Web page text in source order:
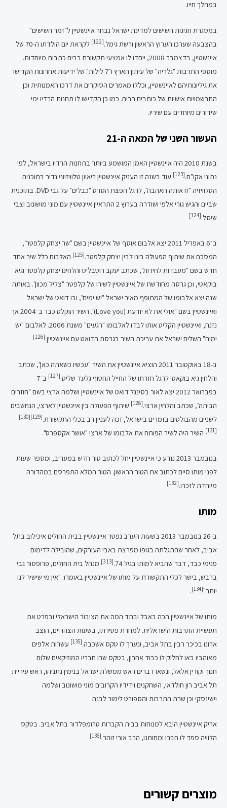
במהלך חייו.
במסגרת חגיגות השישים למדינת ישראל נבחר איינשטיין ל"זמר השישים"
בהצבעה שערכו הערוץ הראשון ורשת גימל.[122]
לקראת יום הולדתו ה-70 של
איינשטיין, בדצמבר 2008, ייחדו לו אמצעי תקשורת רבים כתבות מיוחדות.
מוספי התרבות "גלריה" של עיתון הארץ ו"7 לילות" של ידיעות אחרונות הקדישו
את גיליונותיהם לאיינשטיין, וכללו מאמרים הסוקרים את דרכו האמנותית וכן
התרשמויות אישיות של כותבים רבים. כמו כן הקדישו לו תחנות הרדיו ימי
שידורים מיוחדים עם שיריו.
העשור השני של המאה ה-21
בשנת 2010 היה איינשטיין האמן המושמע ביותר בתחנות הרדיו בישראל, לפי
נתוני אקו"ם.[123]
עוד בשנה זו העניק איינשטיין ריאיון טלוויזיוני נדיר בתוכנית
הטלוויזיה "זו אותה האהבה", לרגל הפצת הסרט "כבלים" על גבי DVD. בתוכנית
שביים והגיש גורי אלפי ושודרה בערוץ 2 התראיין איינשטיין עם מוני מושונוב וצבי
שיסל.[124]
ב־6 באפריל 2011 יצא אלבום אוסף של איינשטיין בשם "שר יצחק קלפטר",
המסכם את שיתוף הפעולה בינו לבין יצחק קלפטר.[125]
האלבום כלל שיר אחד
חדש בשם "מעבדות לחירות", שכתב יעקב רוטבליט והלחינו יצחק קלפטר וגיא
בוקאטי, וכן גרסה מחודשת של איינשטיין לשירו של קלפטר "צליל מכוון". באותה
שנה יצא אלבומו של המתופף מאיר ישראל "יש ימים", ובו דואט של ישראל
ואיינשטיין בשם "אולי את לא יודעת (Love you)". השיר הוקלט כבר ב־2004 אך
נזנח, ואיינשטיין הקליט אותו לבדו לאלבומו "רגעים" משנת 2006. לאלבום "יש
ימים" השלים ישראל את עריכת השיר בגרסת הדואט עם איינשטיין.[126]
ב-18 באוקטובר 2011 הוציא איינשטיין את השיר "עכשיו כשאתה כאן", שכתב
והלחין גיא בוקאטי לרגל חזרתו של החייל החטוף גלעד שליט.[127]
ב־7
בפברואר 2012 יצא לאור בסינגל דואט של איינשטיין ושלמה ארצי בשם "חוזרים
הביתה", שכתב והלחין ארצי.[128]
שיתוף הפעולה בין איינשטיין לארצי, הנחשבים
לשניים מהבולטים בזמרים בישראל, זכה לעניין רב בכלי התקשורת.[129]
[130]
[131]
השיר היה לשיר הפותח את אלבומו של ארצי "אושר אקספרס".
בנובמבר 2013 נודע כי איינשטיין יחל לכתוב טור חדש במעריב, ומספר שעות
לפני מותו סיים לכתוב את הטור הראשון. הטור המלא התפרסם במהדורה
מיוחדת לזכרו.[132]
מותו
ב-26 בנובמבר 2013 בשעות הערב נפטר איינשטיין בבית החולים איכילוב בתל
אביב, לאחר שהתגלתה בגופו מפרצת באבי העורקים, שהובילה לדימום
פנימי כבד, דבר שהביא למותו בגיל 74.
[13 3]
מנהל בית החולים, פרופסור גבי
ברבש, בישר לכלי התקשורת על מותו של איינשטיין באומרו: "אין מי שישיר לנו
יותר"[134]
.
מותו של איינשטיין הכה באבל ובתד המה את הציבור הישראלי ובפרט את
תעשיית התרבות הישראלית. למחרת פטירתו, בשעות הצהריים, הוצב
ארונו בכיכר רבין בתל אביב, ונערך לו טקס אשכבה.[135]
עשרות אלפים
מאוהביו באו לחלוק לו כבוד אחרון, בטקס שרו חבריו המוזיקאים שלום
חנוך וקורין אלאל, ונשאו דברים ראש ממשלת ישראל בנימין נתניהו, ראש עיריית
תל אביב רון חולדאי, השחקנים וידידיו הקרובים מוני מושונוב ושלמה
וישינסקי וכן שרת התרבות והספורט לימור לבנת.
אריק איינשטיין הובא למנוחות בבית הקברות טרומפלדור בתל אביב. בטקס
הלוויה ספד לו חברו ומחותנו, הרב אורי זוהר.[136]
מוצרים קשורים